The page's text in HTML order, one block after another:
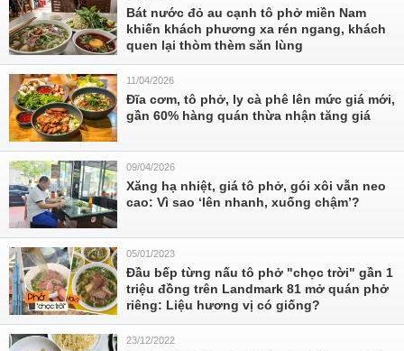
Bát nước đỏ au cạnh tô phở miền Nam
khiến khách phương xa rén ngang, khách
quen lại thòm thèm săn lùng
11/04/2026
Đĩa cơm, tô phở, ly cà phê lên mức giá mới,
gần 60% hàng quán thừa nhận tăng giá
09/04/2026
Xăng hạ nhiệt, giá tô phở, gói xôi vẫn neo
cao: Vì sao ‘lên nhanh, xuống chậm’?
05/01/2023
Đầu bếp từng nấu tô phở "chọc trời" gần 1
triệu đồng trên Landmark 81 mở quán phở
riêng: Liệu hương vị có giống?
23/12/2022